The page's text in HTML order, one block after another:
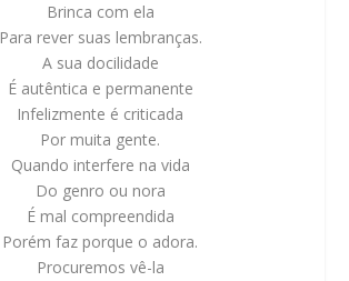
Brinca com ela
Para rever suas lembranças.
A sua docilidade
É autêntica e permanente
Infelizmente é criticada
Por muita gente.
Quando interfere na vida
Do genro ou nora
É mal compreendida
Porém faz porque o adora.
Procuremos vê-la